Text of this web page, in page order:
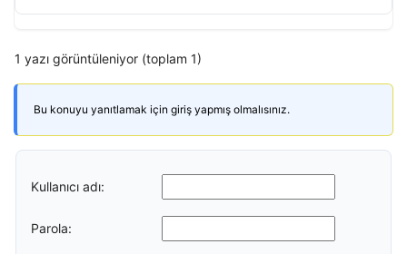
1 yazı görüntüleniyor (toplam 1)
Bu konuyu yanıtlamak için giriş yapmış olmalısınız.
Kullanıcı adı:
Parola: